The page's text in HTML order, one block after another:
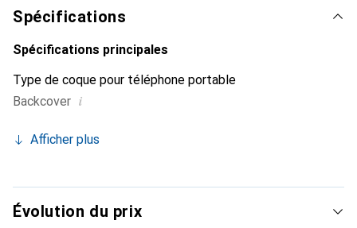
fiable pour une clientèle exigeante.
Spécifications
Spécifications principales
Type de coque pour téléphone portable
Backcover i
Afficher plus
Évolution du prix